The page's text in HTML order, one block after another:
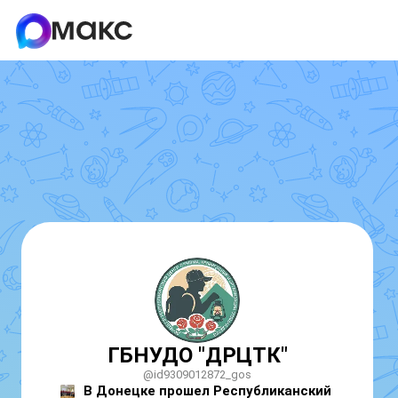
ГБНУДО "ДРЦТК"
@id9309012872_gos
В Донецке прошел Республиканский